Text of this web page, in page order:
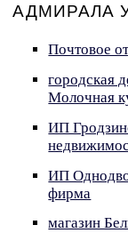
АДМИРАЛА
Почтовое
городская
Молочная
ИП
ИП
фирма
магазин